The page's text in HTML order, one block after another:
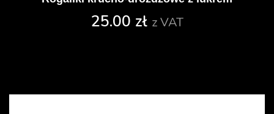
25.00 zł z VAT